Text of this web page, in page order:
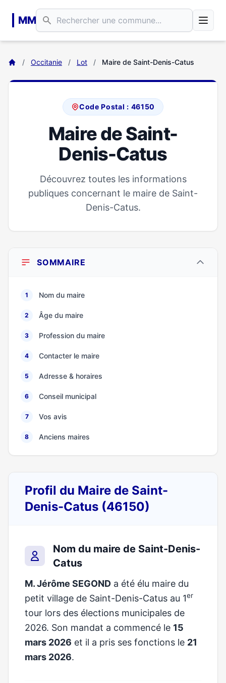
MM
/ Occitanie / Lot / Maire de Saint-Denis-Catus
Code Postal : 46150
Maire de Saint-
Denis-Catus
Découvrez toutes les informations
publiques concernant le maire de Saint-
Denis-Catus.
SOMMAIRE
1 Nom du maire
2 Âge du maire
3 Profession du maire
4 Contacter le maire
5 Adresse & horaires
6 Conseil municipal
7 Vos avis
8 Anciens maires
Profil du Maire de Saint-
Denis-Catus (46150)
Nom du maire de Saint-Denis-
Catus
M. Jérôme SEGOND a été élu maire du
petit village de Saint-Denis-Catus au 1er
tour lors des élections municipales de
2026. Son mandat a commencé le 15
mars 2026 et il a pris ses fonctions le 21
mars 2026.